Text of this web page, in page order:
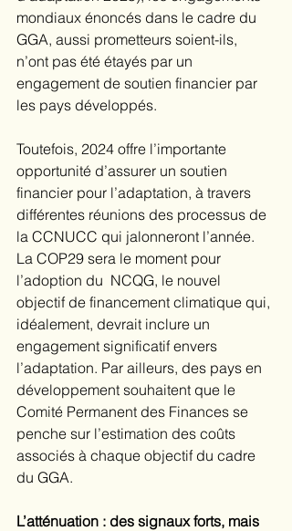
mondiaux énoncés dans le cadre du
GGA, aussi prometteurs soient-ils,
n’ont pas été étayés par un
engagement de soutien financier par
les pays développés.
Toutefois, 2024 offre l’importante
opportunité d’assurer un soutien
financier pour l’adaptation, à travers
différentes réunions des processus de
la CCNUCC qui jalonneront l’année.
La COP29 sera le moment pour
l’adoption du  NCQG, le nouvel
objectif de financement climatique qui,
idéalement, devrait inclure un
engagement significatif envers
l’adaptation. Par ailleurs, des pays en
développement souhaitent que le
Comité Permanent des Finances se
penche sur l’estimation des coûts
associés à chaque objectif du cadre
du GGA.
L’atténuation : des signaux forts, mais